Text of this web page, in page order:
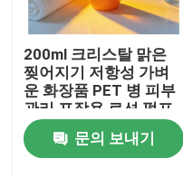
200ml 크리스탈 맑은
찢어지기 저항성 가벼
운 화장품 PET 병 피부
관리 포장용 로션 펌프
문의 보내기